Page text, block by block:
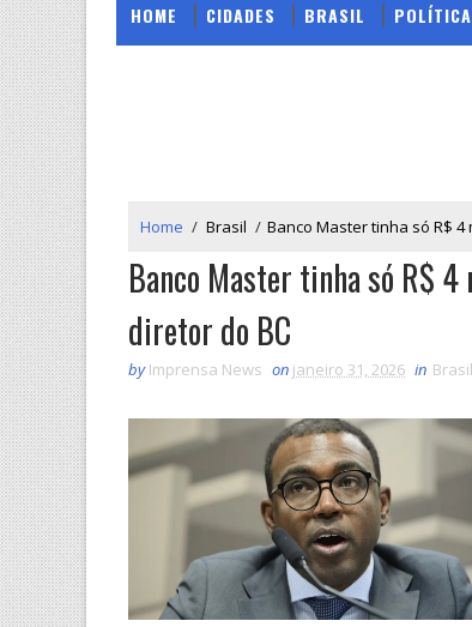
HOME CIDADES BRASIL POLÍTICA
Home / Brasil / Banco Master tinha só R$
Banco Master tinha só R$
diretor do BC
by Imprensa News on janeiro 31, 2026 in Brasil